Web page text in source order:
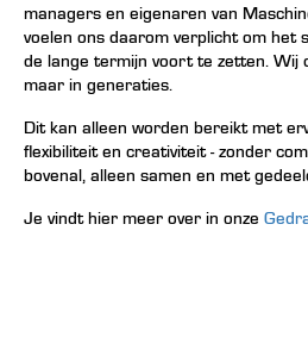
managers en eigenaren van
voelen ons daarom verplicht om het
de lange termijn voort te zetten. Wij
maar in generaties.
Dit kan alleen worden bereikt met
flexibiliteit en creativiteit - zonder
bovenal, alleen samen en met
Je vindt hier meer over in onze